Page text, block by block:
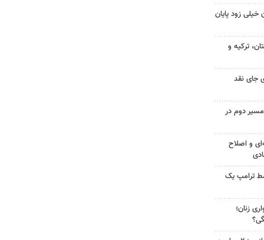
خیلی زود پایان
ترکیه و
جای نقد
دوم در
و اصلاح
ترامپ یک
زنان؛